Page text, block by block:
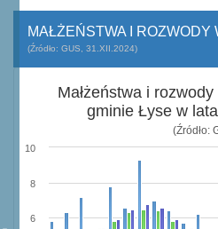
MAŁŻEŃSTWA I ROZWODY
(Źródło: GUS, 31.XII.2024)
Małżeństwa i
gminie Łyse w
(Źródło:
6
8
10